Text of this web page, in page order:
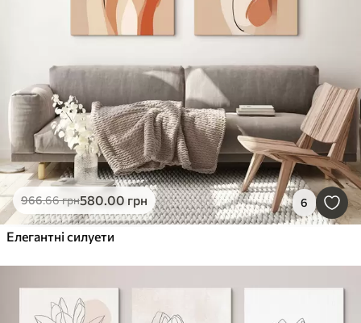
966.66грн580.00 грн 6
Елегантні силуети